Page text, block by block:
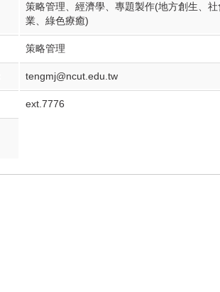
策略管理、經濟學、專題製作(地方創生、社
業、綠色療癒)
策略管理
tengmj@ncut.edu.tw
ext.7776